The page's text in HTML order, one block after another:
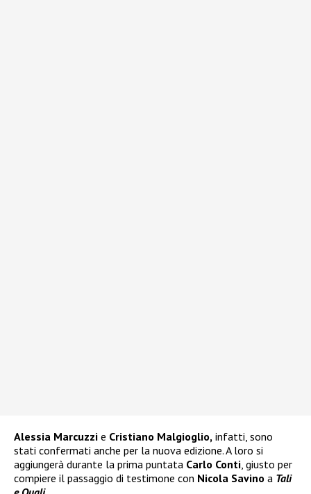
Alessia Marcuzzi e Cristiano Malgioglio, infatti, sono
stati confermati anche per la nuova edizione. A loro si
aggiungerà durante la prima puntata Carlo Conti, giusto per
compiere il passaggio di testimone con Nicola Savino a Tali